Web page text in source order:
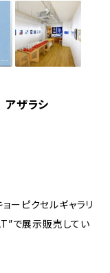
ザラシ
ーピクセルギャラリ
で展示販売してい